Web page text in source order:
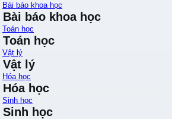
Bài báo khoa học
Bài báo khoa học
Toán học
Toán học
Vật lý
Vật lý
Hóa học
Hóa học
Sinh học
Sinh học